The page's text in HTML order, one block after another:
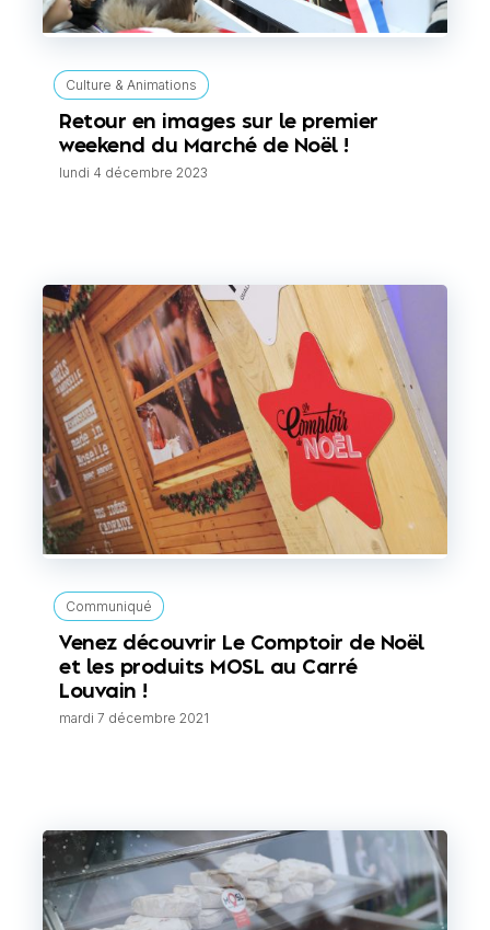
Culture & Animations
Retour en images sur le premier
weekend du Marché de Noël !
lundi 4 décembre 2023
Communiqué
Venez découvrir Le Comptoir de Noël
et les produits MOSL au Carré
Louvain !
mardi 7 décembre 2021